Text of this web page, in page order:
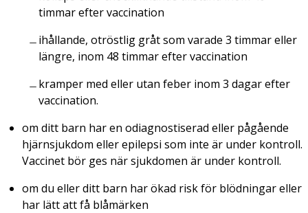
timmar efter vaccination
ihållande, otröstlig gråt som varade 3 timmar eller
längre, inom 48 timmar efter vaccination
kramper med eller utan feber inom 3 dagar efter
vaccination.
om ditt barn har en odiagnostiserad eller pågående
hjärnsjukdom eller epilepsi som inte är under kontroll.
Vaccinet bör ges när sjukdomen är under kontroll.
om du eller ditt barn har ökad risk för blödningar eller
har lätt att få blåmärken